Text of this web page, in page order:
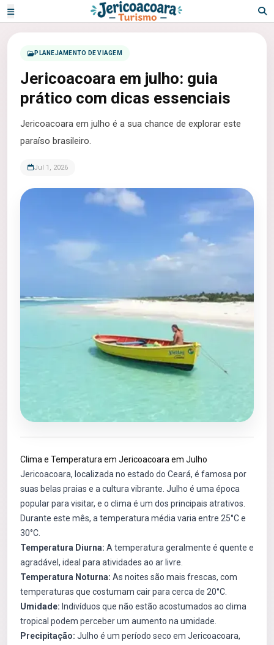
PLANEJAMENTO DE VIAGEM
Jericoacoara em julho: guia
prático com dicas essenciais
Jericoacoara em julho é a sua chance de explorar este
paraíso brasileiro.
Jul 1, 2026
Clima e Temperatura em Jericoacoara em Julho
Jericoacoara, localizada no estado do Ceará, é famosa por
suas belas praias e a cultura vibrante. Julho é uma época
popular para visitar, e o clima é um dos principais atrativos.
Durante este mês, a temperatura média varia entre 25°C e
30°C.
Temperatura Diurna: A temperatura geralmente é quente e
agradável, ideal para atividades ao ar livre.
Temperatura Noturna: As noites são mais frescas, com
temperaturas que costumam cair para cerca de 20°C.
Umidade: Indivíduos que não estão acostumados ao clima
tropical podem perceber um aumento na umidade.
Precipitação: Julho é um período seco em Jericoacoara,